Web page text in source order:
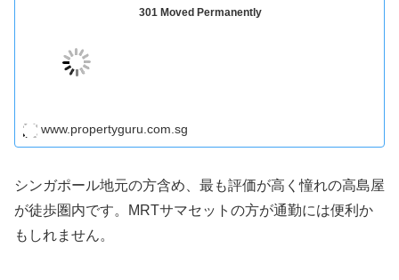
301 Moved Permanently
www.propertyguru.com.sg
シンガポール地元の方含め、最も評価が高く憧れの高島屋
が徒歩圏内です。MRTサマセットの方が通勤には便利か
もしれません。